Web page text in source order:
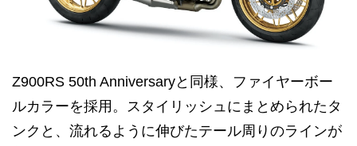
Z900RS 50th Anniversaryと同様、ファイヤーボー
ルカラーを採用。スタイリッシュにまとめられたタ
ンクと、流れるように伸びたテール周りのラインが